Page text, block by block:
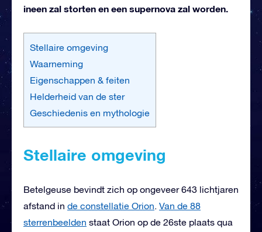
ineen zal storten en een supernova zal worden.
Stellaire omgeving
Waarneming
Eigenschappen & feiten
Helderheid van de ster
Geschiedenis en mythologie
Stellaire omgeving
Betelgeuse bevindt zich op ongeveer 643 lichtjaren
afstand in de constellatie Orion. Van de 88
sterrenbeelden staat Orion op de 26ste plaats qua